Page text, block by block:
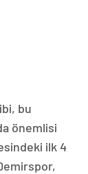
bu
önemlisi
ilk 4